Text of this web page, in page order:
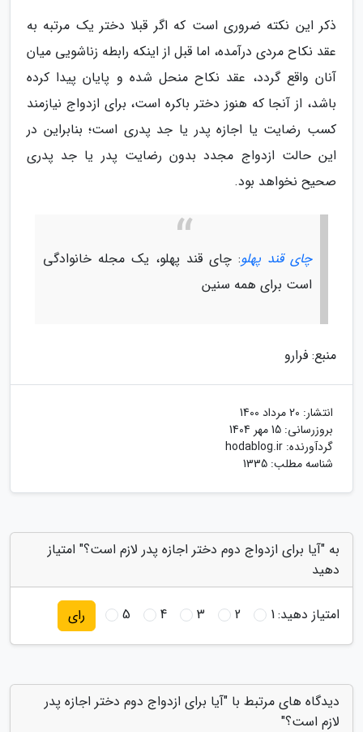
ذکر این نکته ضروری است که اگر قبلا دختر یک مرتبه به
عقد نکاح مردی درآمده، اما قبل از اینکه رابطه زناشویی میان
آنان واقع گردد، عقد نکاح منحل شده و پایان پیدا کرده
باشد، از آنجا که هنوز دختر باکره است، برای ازدواج نیازمند
کسب رضایت یا اجازه پدر یا جد پدری است؛ بنابراین در
این حالت ازدواج مجدد بدون رضایت پدر یا جد پدری
صحیح نخواهد بود.
چای قند پهلو: چای قند پهلو، یک مجله خانوادگی
است برای همه سنین
منبع: فرارو
انتشار: 20 مرداد 1400
بروزرسانی: 15 مهر 1404
گردآورنده: hodablog.ir
شناسه مطلب: 1335
به "آیا برای ازدواج دوم دختر اجازه پدر لازم است؟" امتیاز
دهید
امتیاز دهید:1
2
3
4
5 رای
دیدگاه های مرتبط با "آیا برای ازدواج دوم دختر اجازه پدر
لازم است؟"